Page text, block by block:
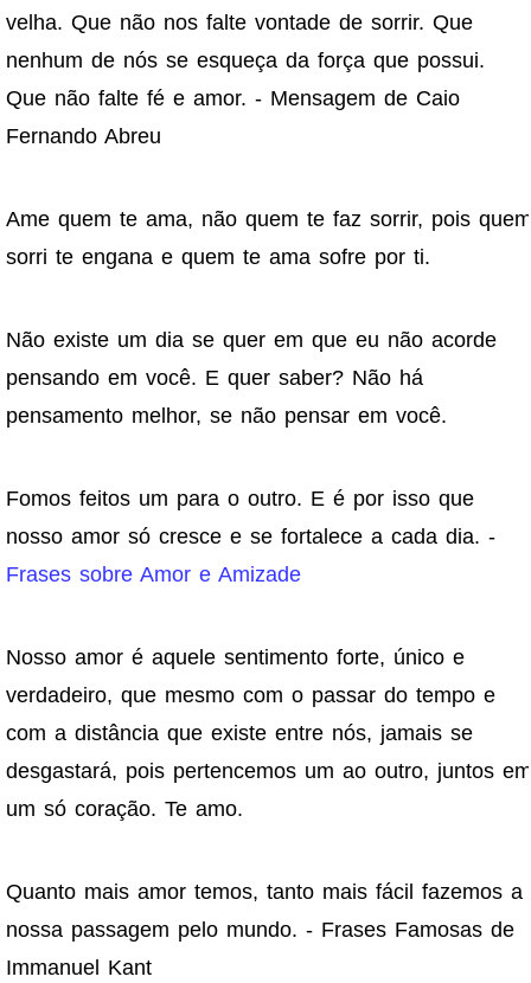
velha. Que não nos falte vontade de sorrir. Que
nenhum de nós se esqueça da força que possui.
Que não falte fé e amor. - Mensagem de Caio
Fernando Abreu
Ame quem te ama, não quem te faz sorrir, pois quem
sorri te engana e quem te ama sofre por ti.
Não existe um dia se quer em que eu não acorde
pensando em você. E quer saber? Não há
pensamento melhor, se não pensar em você.
Fomos feitos um para o outro. E é por isso que
nosso amor só cresce e se fortalece a cada dia. -
Frases sobre Amor e Amizade
Nosso amor é aquele sentimento forte, único e
verdadeiro, que mesmo com o passar do tempo e
com a distância que existe entre nós, jamais se
desgastará, pois pertencemos um ao outro, juntos em
um só coração. Te amo.
Quanto mais amor temos, tanto mais fácil fazemos a
nossa passagem pelo mundo. - Frases Famosas de
Immanuel Kant